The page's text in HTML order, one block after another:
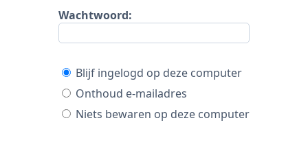
Wachtwoord:
Blijf ingelogd op deze computer
Onthoud e-mailadres
Niets bewaren op deze computer